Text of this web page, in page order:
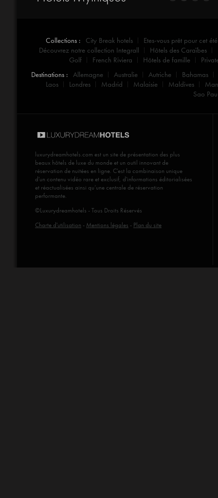
Collections : City Break hotels
Etes-vous prêt pour cet été
Découvrez notre collection Integrall
Hôtels des Caraïbes
Golf
French Riviera Hôtels de famille
Destinations : Allemagne Australie Autriche
Bahamas
Laos
Londres Madrid Malaisie Maldives
Sao
luxurydreamhotels.com est un site de présentation des plus
beaux hôtels de luxe du monde et un outil innovant de
réservation de nuitées en ligne. C'est la combinaison unique
d'un contenu vidéo rare et exclusif, d'informations éditorialisées
et réactualisées ainsi qu’une centrale de réservation
performante.
©Luxurydreamhotels - Tous Droits Réservés
Charte d'utilisation - Mentions légales - Plan du site